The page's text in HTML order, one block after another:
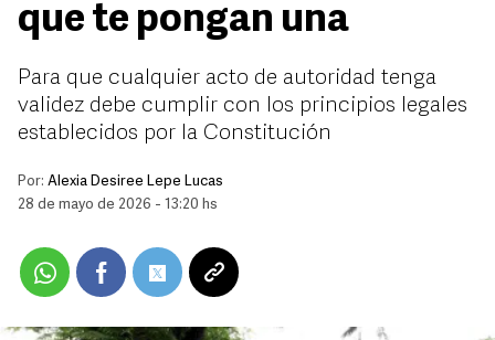
que te pongan una
Para que cualquier acto de autoridad tenga
validez debe cumplir con los principios legales
establecidos por la Constitución
Por: Alexia Desiree Lepe Lucas
28 de mayo de 2026 - 13:20 hs